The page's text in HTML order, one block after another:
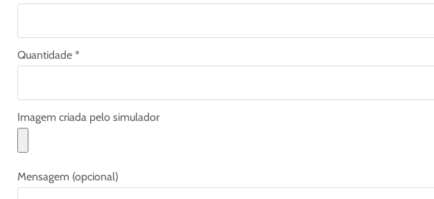
Quantidade *
Imagem criada pelo simulador
Mensagem (opcional)